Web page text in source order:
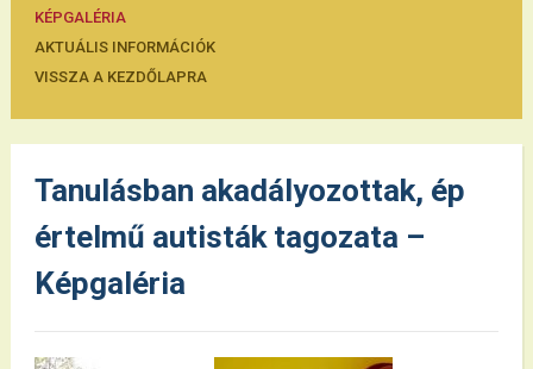
KÉPGALÉRIA
AKTUÁLIS INFORMÁCIÓK
VISSZA A KEZDŐLAPRA
Tanulásban akadályozottak, ép
értelmű autisták tagozata –
Képgaléria